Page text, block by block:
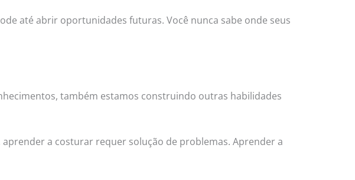
até abrir oportunidades futuras. Você nunca sabe onde seus
também estamos construindo outras habilidades
a costurar requer solução de problemas. Aprender a